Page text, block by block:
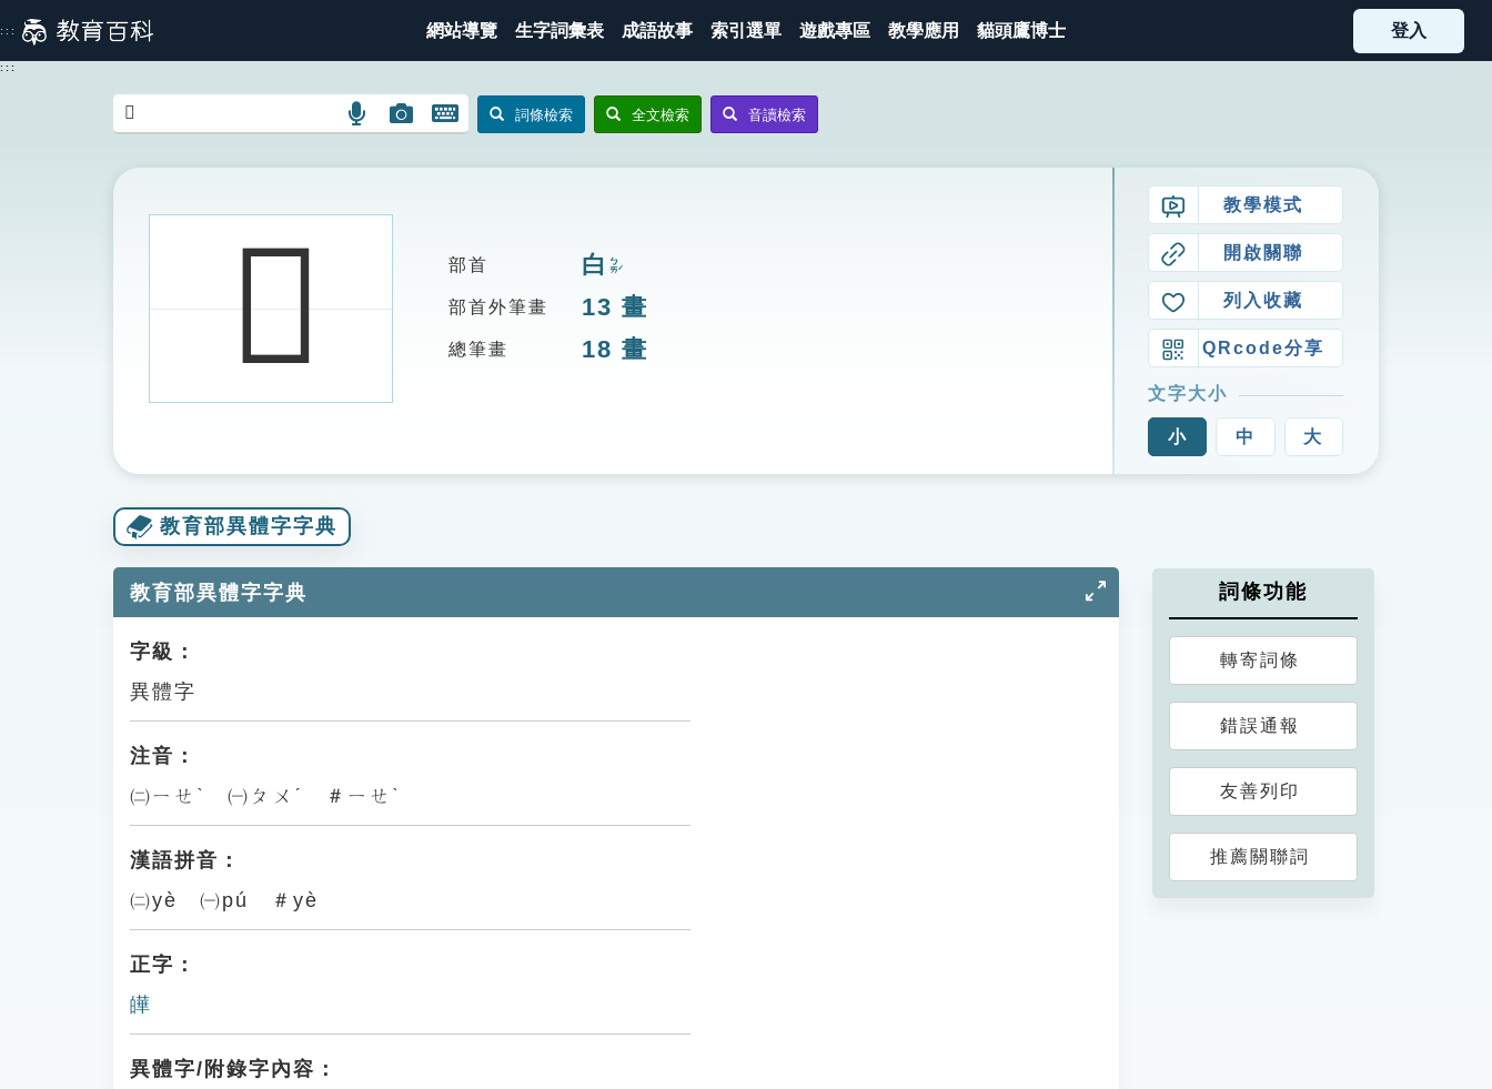
到
主
::: 網站導覽 生字詞彙表 成語故事 索引選單 遊戲專區 教學應用 貓頭鷹博士 登入
:::
語
搜
圖
圖
搜
開
鍵
詞條檢索 全文檢索 音讀檢索
𤾧 部首 白 ㄅㄞˊ
部首外筆畫 13 畫
總筆畫 18 畫
教學模式
開啟關聯
列入收藏
QRcode分享
文字大小
小 中 大
教育部異體字字典
教育部異體字字典
字級：
異體字
注音：
㈡ㄧㄝˋ ㈠ㄆㄨˊ ＃ㄧㄝˋ
漢語拼音：
㈡yè ㈠pú ＃yè
正字：
皣
異體字/附錄字內容：
詞條功能
轉寄詞條
錯誤通報
友善列印
推薦關聯詞